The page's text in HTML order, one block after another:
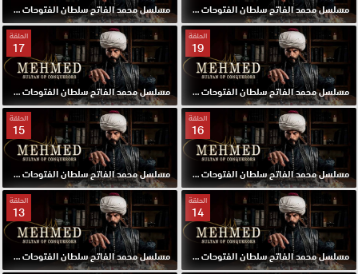
مسلسل محمد الفاتح سلطان الفتوحات مترجم الحلقة 21 HD مسلسل محمد الفاتح سلطان الفتوحات مترجم الحلقة 20 HD
الحلقة
19
مسلسل محمد الفاتح سلطان الفتوحات مترجم الحلقة 19 HD
الحلقة
17
مسلسل محمد الفاتح سلطان الفتوحات مترجم الحلقة 17 HD
الحلقة
16
مسلسل محمد الفاتح سلطان الفتوحات مترجم الحلقة 16 HD
الحلقة
15
مسلسل محمد الفاتح سلطان الفتوحات مترجم الحلقة 15 HD
الحلقة
14
مسلسل محمد الفاتح سلطان الفتوحات مترجم الحلقة 14 HD
الحلقة
13
مسلسل محمد الفاتح سلطان الفتوحات مترجم الحلقة 13 HD